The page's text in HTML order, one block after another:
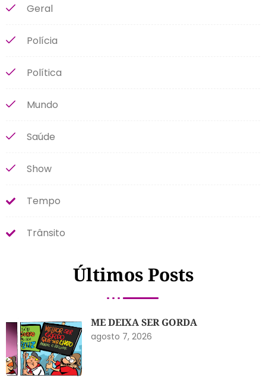
Geral
Polícia
Política
Mundo
Saúde
Show
Tempo
Trânsito
Últimos Posts
ME DEIXA SER GORDA
agosto 7, 2026